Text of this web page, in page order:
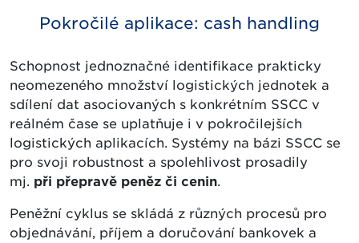
Pokročilé aplikace: cash handling
Schopnost jednoznačné identifikace prakticky
neomezeného množství logistických jednotek a
sdílení dat asociovaných s konkrétním SSCC v
reálném čase se uplatňuje i v pokročilejších
logistických aplikacích. Systémy na bázi SSCC se
pro svoji robustnost a spolehlivost prosadily
mj. při přepravě peněz či cenin.
Peněžní cyklus se skládá z různých procesů pro
objednávání, příjem a doručování bankovek a